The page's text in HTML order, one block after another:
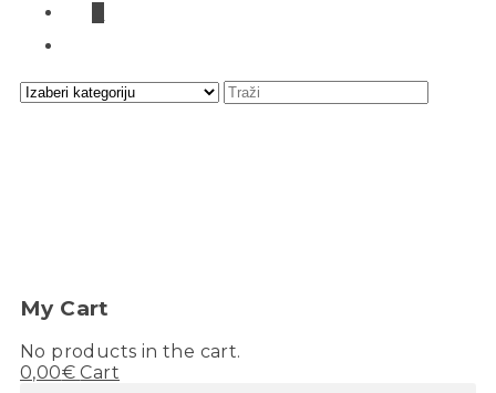
My Cart
No products in the cart.
0,00€ Cart